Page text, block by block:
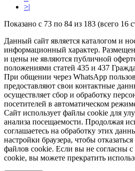
>|
Показано с 73 по 84 из 183 (всего 16
Данный сайт является каталогом и
информационный характер.
и цены не являются публичной
положениями статей 435 и 437
При общении через WhatsApp
предоставляют свои контактные
осуществляет сбор и обработку
посетителей в автоматическом
Сайт использует файлы cookie для
анализа посещаемости. Продолжая
соглашаетесь на обработку этих
настройки браузера, чтобы
файлов cookie. Если вы не согласны
cookie, вы можете прекратить